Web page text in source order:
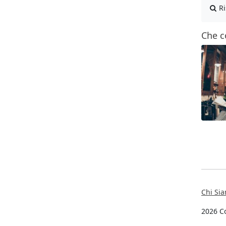
Che
Chi
2026